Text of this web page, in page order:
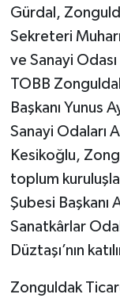
Gürdal,
Sekreteri
ve Sanayi
TOBB
Başkanı Yunus
Sanayi Odaları
Kesikoğlu,
toplum
Şubesi Başkanı
Sanatkârlar
Düztaşı’nın
Zonguldak
SİYASET
Spor
Yaşam